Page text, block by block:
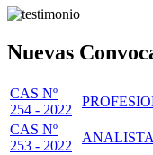
Nuevas
CAS Nº
254 - 2022
CAS Nº
253 - 2022